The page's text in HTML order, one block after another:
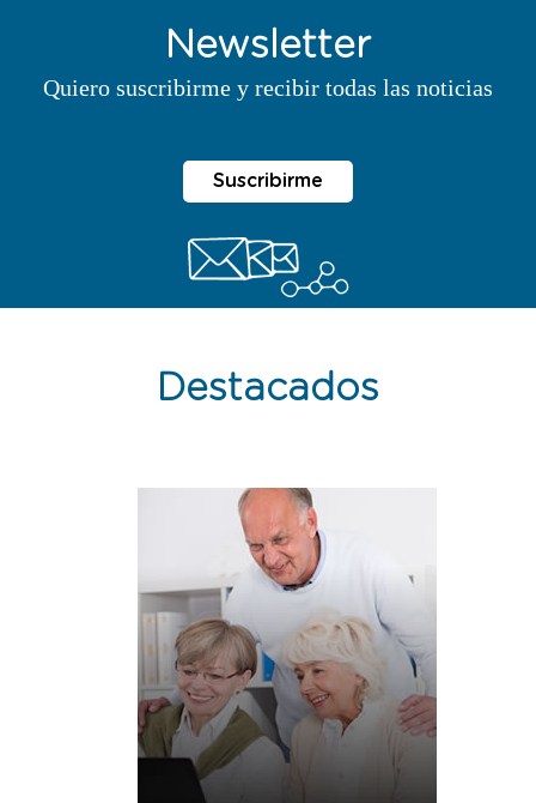
Newsletter
Quiero suscribirme y recibir todas las noticias
Suscribirme
Destacados